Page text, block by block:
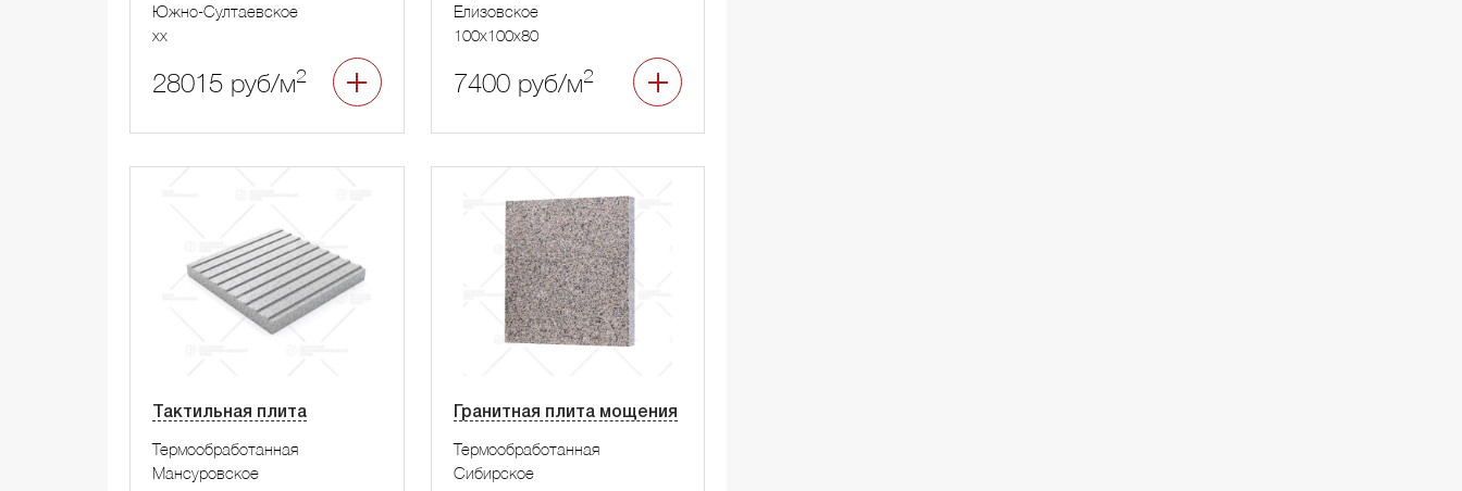
Южно-Султаевское
xx
28015 руб/м2
Елизовское
100x100x80
7400 руб/м2
Тактильная плита
Термообработанная
Мансуровское
Гранитная плита мощения
Термообработанная
Сибирское